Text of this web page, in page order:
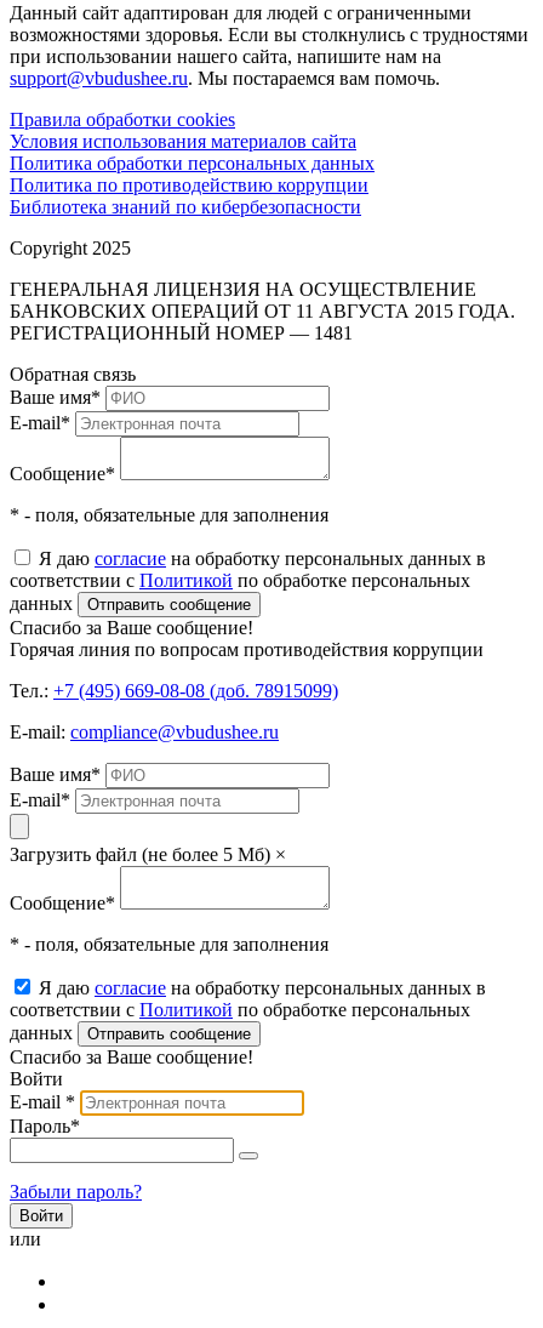
Данный сайт адаптирован для людей с ограниченными
возможностями здоровья. Если вы столкнулись с трудностями
при использовании нашего сайта, напишите нам на
support@vbudushee.ru. Мы постараемся вам помочь.
Правила обработки cookies
Условия использования материалов сайта
Политика обработки персональных данных
Политика по противодействию коррупции
Библиотека знаний по кибербезопасности
Copyright 2025
ГЕНЕРАЛЬНАЯ ЛИЦЕНЗИЯ НА ОСУЩЕСТВЛЕНИЕ
БАНКОВСКИХ ОПЕРАЦИЙ ОТ 11 АВГУСТА 2015 ГОДА.
РЕГИСТРАЦИОННЫЙ НОМЕР — 1481
Обратная связь
Ваше имя*
E-mail*
Сообщение*
* - поля, обязательные для заполнения
Я даю согласие на обработку персональных данных в
соответствии с Политикой по обработке персональных
данных
Отправить сообщение
Спасибо за Ваше сообщение!
Горячая линия по вопросам противодействия коррупции
Тел.: +7 (495) 669-08-08 (доб. 78915099)
E-mail: compliance@vbudushee.ru
Ваше имя*
E-mail*
Загрузить файл (не более 5 Мб) ×
Сообщение*
* - поля, обязательные для заполнения
Я даю согласие на обработку персональных данных в
соответствии с Политикой по обработке персональных
данных
Отправить сообщение
Спасибо за Ваше сообщение!
Войти
E-mail *
Пароль*
Забыли пароль?
или